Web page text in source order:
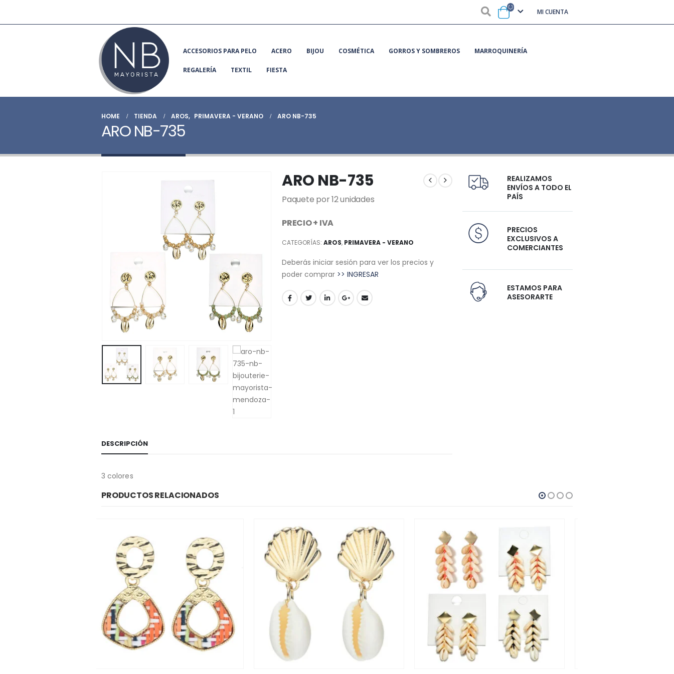
MI CUENTA
ACCESORIOS PARA PELO ACERO BIJOU COSMÉTICA GORROS Y SOMBREROS MARROQUINERÍA
REGALERÍA TEXTIL FIESTA
HOME TIENDA AROS, PRIMAVERA - VERANO ARO NB-735
ARO NB-735
ARO NB-735
Paquete por 12 unidades
PRECIO + IVA
CATEGORÍAS: AROS, PRIMAVERA - VERANO
Deberás iniciar sesión para ver los precios y
poder comprar >> INGRESAR
DESCRIPCIÓN
3 colores
REALIZAMOS
ENVÍOS A TODO EL
PAÍS
PRECIOS
EXCLUSIVOS A
COMERCIANTES
ESTAMOS PARA
ASESORARTE
PRODUCTOS RELACIONADOS